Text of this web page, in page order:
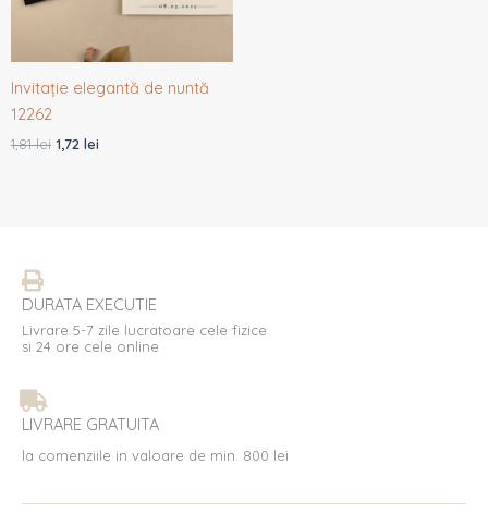
Invitație elegantă de nuntă
12262
1,81lei 1,72 lei
DURATA EXECUTIE
Livrare 5-7 zile lucratoare cele fizice
si 24 ore cele online
LIVRARE GRATUITA
la comenziile in valoare de min. 800 lei